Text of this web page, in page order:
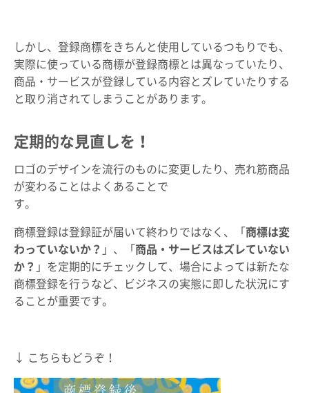
しかし、登録商標をきちんと使用しているつもりでも、
実際に使っている商標が登録商標とは異なっていたり、
商品・サービスが登録している内容とズレていたりする
と取り消されてしまうことがあります。
定期的な見直しを！
ロゴのデザインを流行のものに変更したり、売れ筋商品
が変わることはよくあることで
す
商標登録は登録証が届いて終わりではなく、「 商標は変
わっていないか？ 」、「 商品・サービスはズレていない
か？ 」を定期的にチェックして、場合によっては新たな
商標登録を行うなど、ビジネスの実態に即した状況にす
ることが重要です。
↓ こちらもどうぞ！